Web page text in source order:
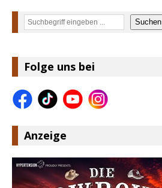
Suchen Suchen
Folge uns bei
Anzeige